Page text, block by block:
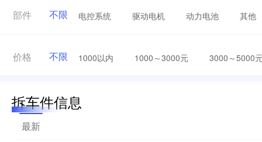
部件 不限 电控系统 驱动电机 动力电池 其他
价格 不限 1000以内 1000～3000元 3000～5000
拆车件信息
最新